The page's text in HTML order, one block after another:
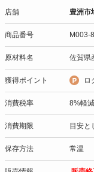
店舗 豊洲市
商品番号 M003-
原材料名 佐賀
獲得ポイント ロ
消費税率 8%軽
消費期限 目安と
保存方法 常温